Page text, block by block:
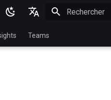
English
Teams